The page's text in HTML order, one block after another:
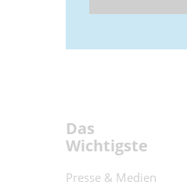
Das
Wichtigste
Presse & Medien